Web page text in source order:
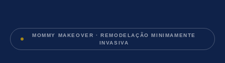
MOMMY MAKEOVER · REMODELAÇÃO MINIMAMENTE
INVASIVA